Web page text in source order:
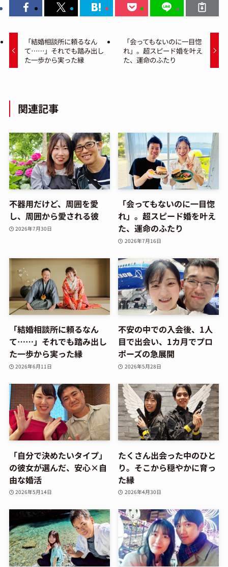
「結婚相談所に頼るなん
て……」それでも踏み出し
た一歩から実った縁
「会ってもないのに一目惚
れ」。超スピード婚を叶え
た、運命のふたり
関連記事
不器用だけど、周囲を愛
し、周囲から愛される彼
2026年7月30日
「会ってもないのに一目惚
れ」。超スピード婚を叶え
た、運命のふたり
2026年7月16日
「結婚相談所に頼るなん
て……」それでも踏み出し
た一歩から実った縁
2026年6月11日
不安の中での入会後、1人
目で出会い、1カ月でプロ
ポーズの急展開
2026年5月28日
「自分で決めたいタイプ」
の彼女が選んだ、安心×自
由な婚活
2026年5月14日
たくさん出会った中のひと
り。そこから穏やかに育っ
た縁
2026年4月30日